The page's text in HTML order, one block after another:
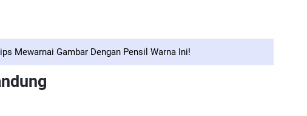
Mewarnai Gambar Dengan Pensil Warna Ini!